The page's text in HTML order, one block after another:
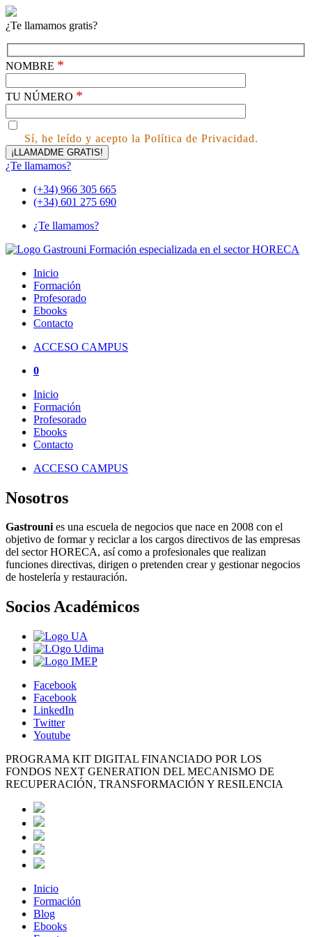
¿Te llamamos gratis?
NOMBRE *
TU NÚMERO *
Sí, he leído y acepto la Política de Privacidad.
¿Te llamamos?
(+34) 966 305 665
(+34) 601 275 690
¿Te llamamos?
Inicio
Formación
Profesorado
Ebooks
Contacto
ACCESO CAMPUS
0
Inicio
Formación
Profesorado
Ebooks
Contacto
ACCESO CAMPUS
Nosotros
Gastrounies una escuela de negocios que nace en 2008 con el
objetivo de formar y reciclar a los cargos directivos de las empresas
del sector HORECA, así como a profesionales que realizan
funciones directivas, dirigen o pretenden crear y gestionar negocios
de hostelería y restauración.
Socios Académicos
Facebook
Facebook
LinkedIn
Twitter
Youtube
PROGRAMA KIT DIGITAL FINANCIADO POR LOS
FONDOS NEXT GENERATION DEL MECANISMO DE
RECUPERACIÓN, TRANSFORMACIÓN Y RESILENCIA
Inicio
Formación
Blog
Ebooks